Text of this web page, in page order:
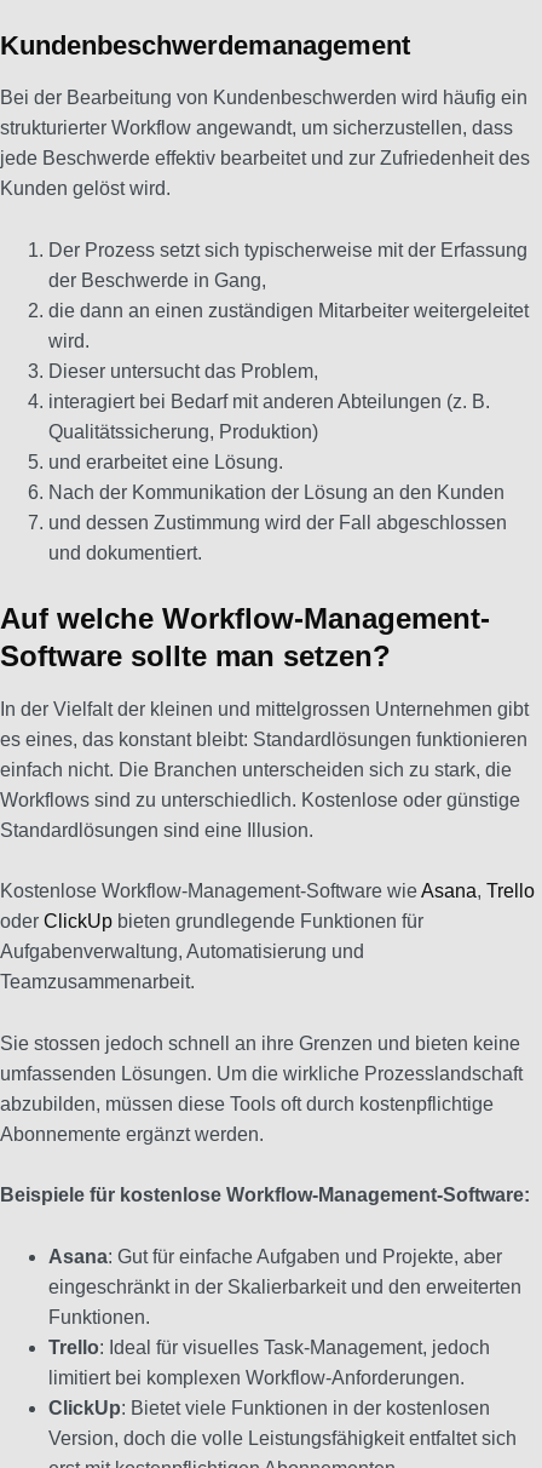
Kundenbeschwerdemanagement
Bei der Bearbeitung von Kundenbeschwerden wird häufig ein
strukturierter Workflow angewandt, um sicherzustellen, dass
jede Beschwerde effektiv bearbeitet und zur Zufriedenheit des
Kunden gelöst wird.
Der Prozess setzt sich typischerweise mit der Erfassung
der Beschwerde in Gang,
die dann an einen zuständigen Mitarbeiter weitergeleitet
wird.
Dieser untersucht das Problem,
interagiert bei Bedarf mit anderen Abteilungen (z. B.
Qualitätssicherung, Produktion)
und erarbeitet eine Lösung.
Nach der Kommunikation der Lösung an den Kunden
und dessen Zustimmung wird der Fall abgeschlossen
und dokumentiert.
Auf welche Workflow-Management-
Software sollte man setzen?
In der Vielfalt der kleinen und mittelgrossen Unternehmen gibt
es eines, das konstant bleibt: Standardlösungen funktionieren
einfach nicht. Die Branchen unterscheiden sich zu stark, die
Workflows sind zu unterschiedlich. Kostenlose oder günstige
Standardlösungen sind eine Illusion.
Kostenlose Workflow-Management-Software wieAsana, Trello
oder ClickUp bieten grundlegende Funktionen für
Aufgabenverwaltung, Automatisierung und
Teamzusammenarbeit.
Sie stossen jedoch schnell an ihre Grenzen und bieten keine
umfassenden Lösungen. Um die wirkliche Prozesslandschaft
abzubilden, müssen diese Tools oft durch kostenpflichtige
Abonnemente ergänzt werden.
Beispiele für kostenlose Workflow-Management-Software:
Asana: Gut für einfache Aufgaben und Projekte, aber
eingeschränkt in der Skalierbarkeit und den erweiterten
Funktionen.
Trello: Ideal für visuelles Task-Management, jedoch
limitiert bei komplexen Workflow-Anforderungen.
ClickUp: Bietet viele Funktionen in der kostenlosen
Version, doch die volle Leistungsfähigkeit entfaltet sich